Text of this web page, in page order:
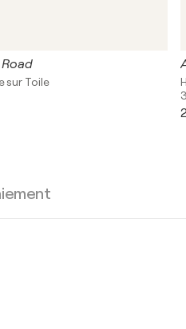
sur Toile